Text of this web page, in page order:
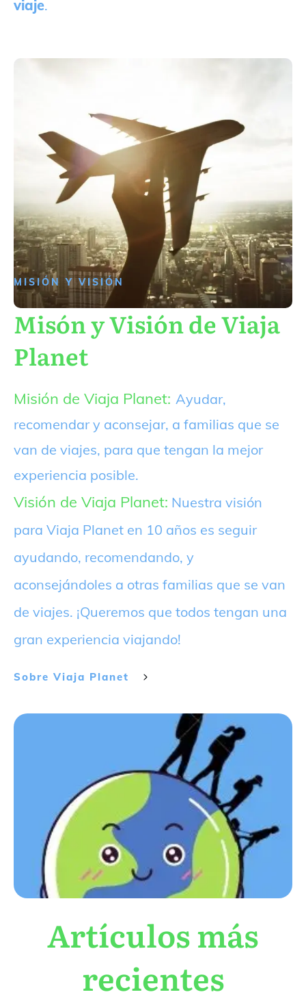
viaje.
MISIÓN Y VISIÓN
Misón y Visión de Viaja
Planet
Misión de Viaja Planet: Ayudar,
recomendar y aconsejar, a familias que se
van de viajes, para que tengan la mejor
experiencia posible.
Visión de Viaja Planet: Nuestra visión
para Viaja Planet en 10 años es seguir
ayudando, recomendando, y
aconsejándoles a otras familias que se van
de viajes. ¡Queremos que todos tengan una
gran experiencia viajando!
Sobre Viaja Planet
Artículos más
recientes